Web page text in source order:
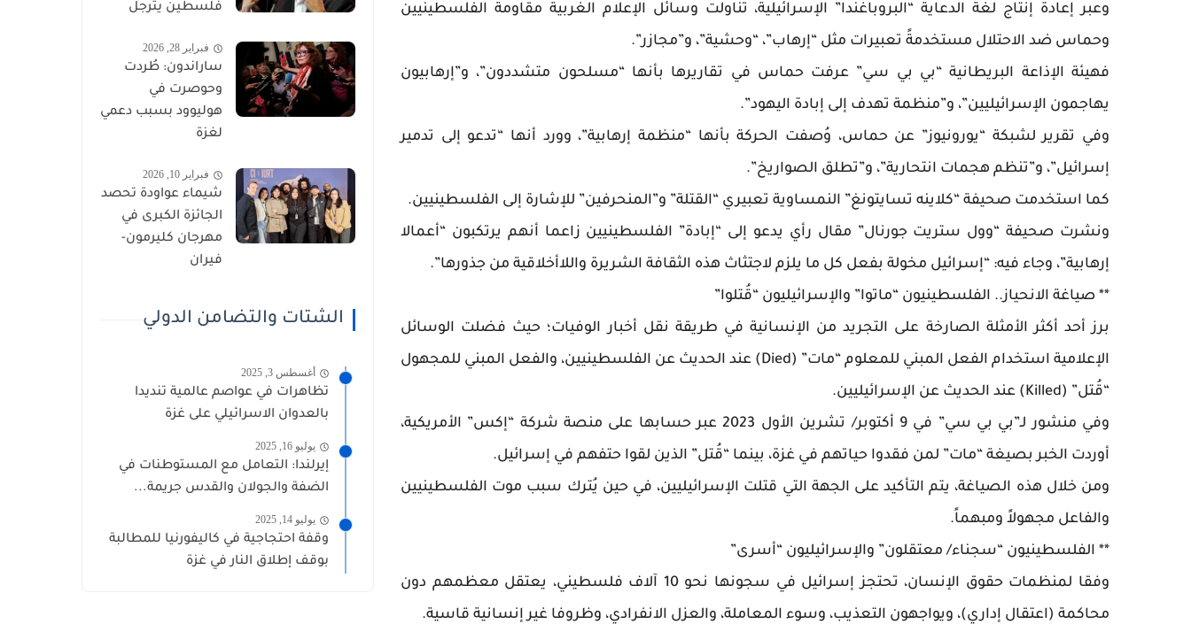
وعبر إعادة إنتاج لغة الدعاية “البروباغندا” الإسرائيلية، تناولت وسائل الإعلام الغربية مقاومة الفلسطينيين
وحماس ضد الاحتلال مستخدمةً تعبيرات مثل “إرهاب”، “وحشية”، و”مجازر”.
فهيئة الإذاعة البريطانية “بي بي سي” عرفت حماس في تقاريرها بأنها “مسلحون متشددون”، و”إرهابيون
يهاجمون الإسرائيليين”، و”منظمة تهدف إلى إبادة اليهود”.
وفي تقرير لشبكة “يورونيوز” عن حماس، وُصفت الحركة بأنها “منظمة إرهابية”، وورد أنها “تدعو إلى تدمير
إسرائيل”، و”تنظم هجمات انتحارية”، و”تطلق الصواريخ”.
كما استخدمت صحيفة “كلاينه تسايتونغ” النمساوية تعبيري “القتلة” و”المنحرفين” للإشارة إلى الفلسطينيين.
ونشرت صحيفة “وول ستريت جورنال” مقال رأي يدعو إلى “إبادة” الفلسطينيين زاعما أنهم يرتكبون “أعمالا
إرهابية”، وجاء فيه: “إسرائيل مخولة بفعل كل ما يلزم لاجتثاث هذه الثقافة الشريرة واللاأخلاقية من جذورها”.
** صياغة الانحياز.. الفلسطينيون “ماتوا” والإسرائيليون “قُتلوا”
برز أحد أكثر الأمثلة الصارخة على التجريد من الإنسانية في طريقة نقل أخبار الوفيات؛ حيث فضلت الوسائل
الإعلامية استخدام الفعل المبني للمعلوم “مات” (Died) عند الحديث عن الفلسطينيين، والفعل المبني للمجهول
“قُتل” (Killed) عند الحديث عن الإسرائيليين.
وفي منشور لـ”بي بي سي” في 9 أكتوبر/ تشرين الأول 2023 عبر حسابها على منصة شركة “إكس” الأمريكية،
أوردت الخبر بصيغة “مات” لمن فقدوا حياتهم في غزة، بينما “قُتل” الذين لقوا حتفهم في إسرائيل.
ومن خلال هذه الصياغة، يتم التأكيد على الجهة التي قتلت الإسرائيليين، في حين يُترك سبب موت الفلسطينيين
والفاعل مجهولاً ومبهماً.
** الفلسطينيون “سجناء/ معتقلون” والإسرائيليون “أسرى”
وفقا لمنظمات حقوق الإنسان، تحتجز إسرائيل في سجونها نحو 10 آلاف فلسطيني، يعتقل معظمهم دون
محاكمة (اعتقال إداري)، ويواجهون التعذيب، وسوء المعاملة، والعزل الانفرادي، وظروفا غير إنسانية قاسية.
فلسطين يترجل
فبراير 28, 2026
ساراندون: طُردت
وحوصرت في
هوليوود بسبب دعمي
لغزة
فبراير 10, 2026
شيماء عواودة تحصد
الجائزة الكبرى في
مهرجان كليرمون-
فيران
الشتات والتضامن الدولي
أغسطس 3, 2025
تظاهرات في عواصم عالمية تنديدا
بالعدوان الاسرائيلي على غزة
يوليو 16, 2025
إيرلندا: التعامل مع المستوطنات في
الضفة والجولان والقدس جريمة...
يوليو 14, 2025
وقفة احتجاجية في كاليفورنيا للمطالبة
بوقف إطلاق النار في غزة